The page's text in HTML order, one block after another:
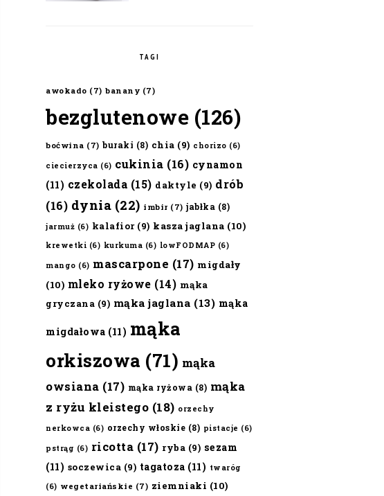
TAGI
awokado (7) banany (7)
bezglutenowe (126)
boćwina (7) buraki (8) chia (9) chorizo (6)
ciecierzyca (6) cukinia (16) cynamon
(11) czekolada (15) daktyle (9) drób
(16) dynia (22) imbir (7) jabłka (8)
jarmuż (6) kalafior(9) kasza jaglana (10)
krewetki (6) kurkuma (6) lowFODMAP (6)
mango (6) mascarpone (17) migdały
(10) mleko ryżowe (14) mąka
gryczana (9) mąka jaglana (13) mąka
migdałowa (11) mąka
orkiszowa (71) mąka
owsiana (17) mąka ryżowa (8) mąka
z ryżu kleistego (18) orzechy
nerkowca (6) orzechy włoskie (8) pistacje (6)
pstrąg (6) ricotta (17) ryba (9) sezam
(11) soczewica (9) tagatoza (11) twaróg
(6) wegetariańskie (7) ziemniaki (10)